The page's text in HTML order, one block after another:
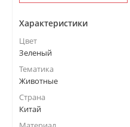
Характеристики
Цвет
Зеленый
Тематика
Животные
Страна
Китай